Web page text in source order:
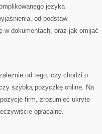
języka
od podstaw
w dokumentach, oraz jak omijać
od tego, czy chodzi o
szybką pożyczkę online. Na
firm, zrozumieć ukryte
opłacalne.